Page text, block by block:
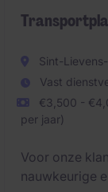
Sint-
Vast
€3,500 -
per jaar)
Voor onze
nauwkeurige